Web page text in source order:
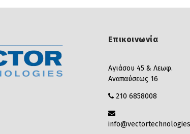
Επικοινωνία
Αγιάσου 45 & Λεωφ.
Αναπαύσεως 16
210 6858008